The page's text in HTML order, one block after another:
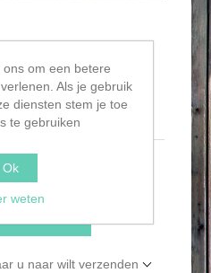
stolp
u naar wilt verzenden
om een betere
Als je gebruik
diensten stem je toe
te gebruiken
Ok
weten